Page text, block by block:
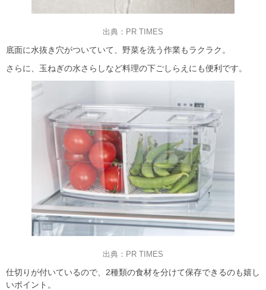
出典：PR TIMES
底面に水抜き穴がついていて、野菜を洗う作業もラクラク。
さらに、玉ねぎの水さらしなど料理の下ごしらえにも便利です。
出典：PR TIMES
仕切りが付いているので、2種類の食材を分けて保存できるのも嬉し
いポイント。